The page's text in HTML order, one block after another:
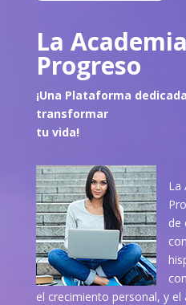
La
Progreso
¡Una Plataforma
transformar
tu vida!
La
de
el crecimiento personal, y